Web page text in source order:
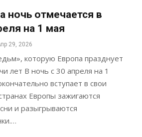
ночь отмечается в
на 1 мая
29, 2026
которую Европа празднует
лет В ночь с 30 апреля на 1
вступает в свои
Европы зажигаются
и разыгрываются